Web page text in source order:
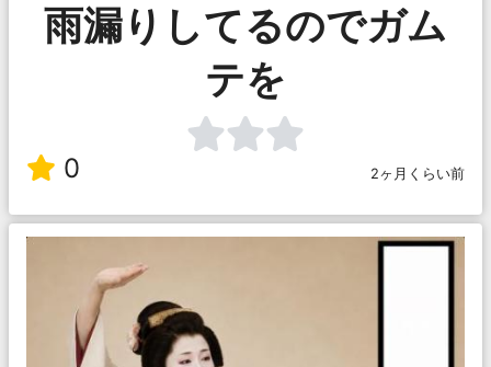
雨漏りしてるのでガム
テを
0 2ヶ月くらい前